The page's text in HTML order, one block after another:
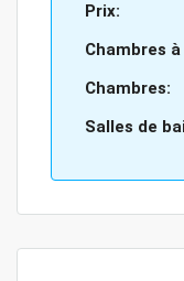
Prix:
Chambres
Chambres:
Salles de